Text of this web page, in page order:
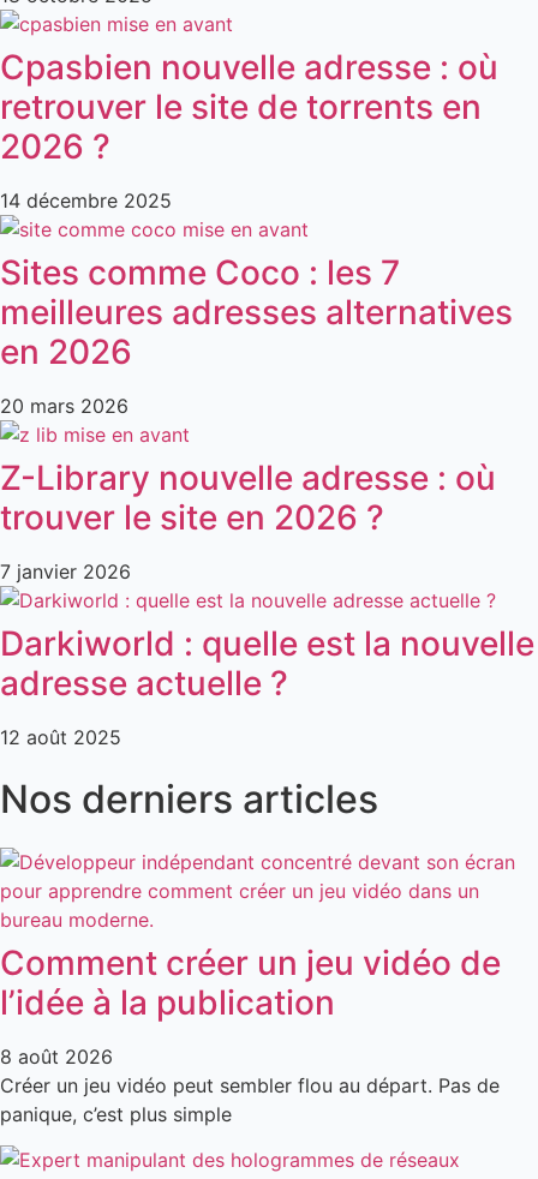
Cpasbien nouvelle adresse : où
retrouver le site de torrents en
2026 ?
14 décembre 2025
Sites comme Coco : les 7
meilleures adresses alternatives
en 2026
20 mars 2026
Z-Library nouvelle adresse : où
trouver le site en 2026 ?
7 janvier 2026
Darkiworld : quelle est la nouvelle
adresse actuelle ?
12 août 2025
Nos derniers articles
Comment créer un jeu vidéo de
l’idée à la publication
8 août 2026
Créer un jeu vidéo peut sembler flou au départ. Pas de
panique, c’est plus simple